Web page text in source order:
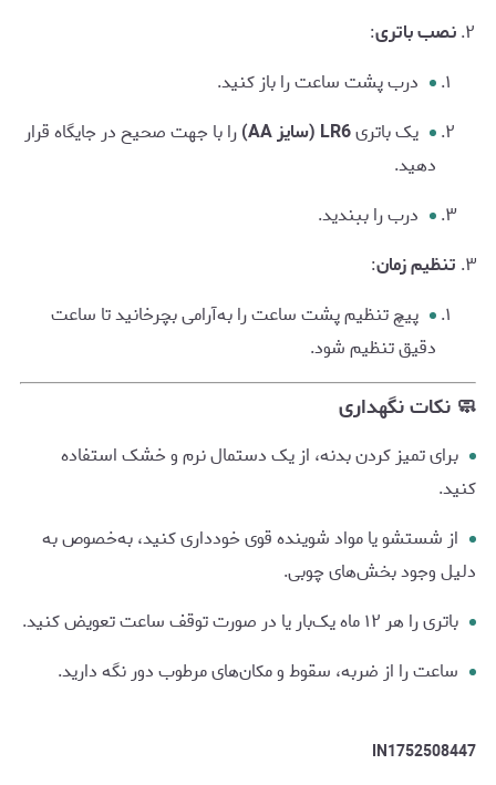
نصب باتری:
درب پشت ساعت را باز کنید.
یک باتریLR6 (سایز AA)
را با جهت صحیح در جایگاه قرار
دهید.
درب را ببندید.
تنظیم زمان:
پیچ تنظیم پشت ساعت را به‌آرامی بچرخانید تا ساعت
دقیق تنظیم شود.
🧼 نکات نگهداری
برای تمیز کردن بدنه، از یک دستمال نرم و خشک استفاده
کنید.
از شستشو یا مواد شوینده قوی خودداری کنید، به‌خصوص به
دلیل وجود بخش‌های چوبی.
باتری را هر ۱۲ ماه یک‌بار یا در صورت توقف ساعت تعویض کنید.
ساعت را از ضربه، سقوط و مکان‌های مرطوب دور نگه دارید.
IN1752508447